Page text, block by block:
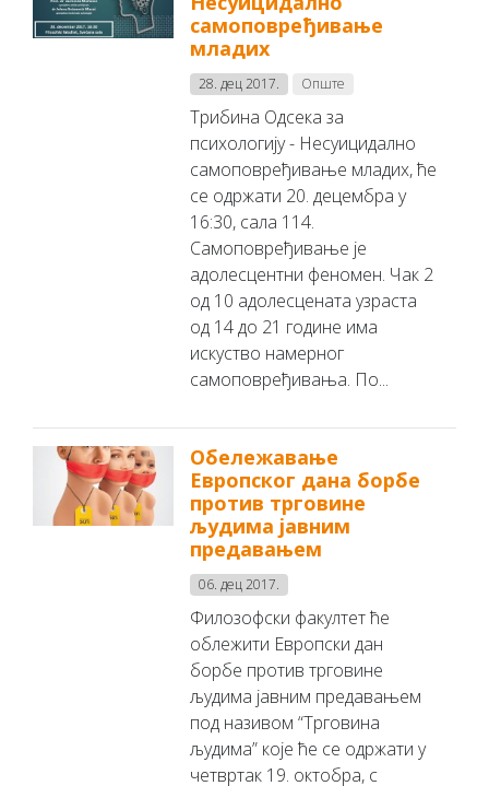
самоповређивање
младих
28. дец 2017. Опште
Трибина Одсека за
психологију - Несуицидално
самоповређивање младих, ће
се одржати 20. децембра у
16:30, сала 114.
Самоповређивање је
адолесцентни феномен. Чак 2
од 10 адолесцената узраста
од 14 до 21 године има
искуство намерног
самоповређивања. По...
Обележавање
Европског дана борбе
против трговине
људима јавним
предавањем
06. дец 2017.
Филозофски факултет ће
облежити Европски дан
борбе против трговине
људима јавним предавањем
под називом “Трговина
људима” које ће се одржати у
четвртак 19. октобра, с